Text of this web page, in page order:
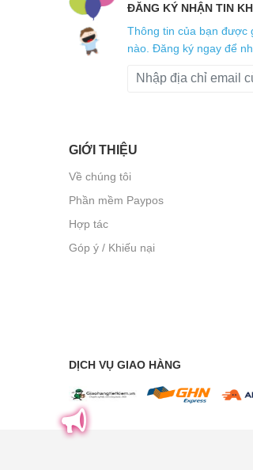
ĐĂNG KÝ NHẬN TIN
Thông tin của bạn được
nào. Đăng ký ngay để
GIỚI THIỆU
Về chúng tôi
Phần mềm Paypos
Hợp tác
Góp ý / Khiếu nại
DỊCH VỤ GIAO HÀNG